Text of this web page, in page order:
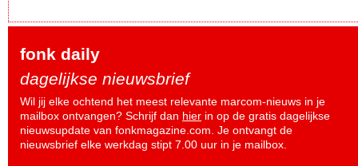
fonk daily
dagelijkse nieuwsbrief
Wil jij elke ochtend het meest relevante marcom-nieuws in je
mailbox ontvangen? Schrijf dan hier in op de gratis dagelijkse
nieuwsupdate van fonkmagazine.com. Je ontvangt de
nieuwsbrief elke werkdag stipt 7.00 uur in je mailbox.